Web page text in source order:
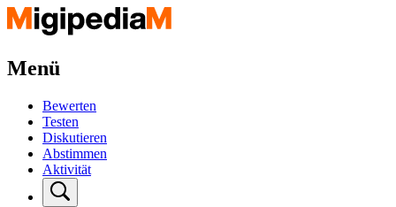
Menü
Bewerten
Testen
Diskutieren
Abstimmen
Aktivität